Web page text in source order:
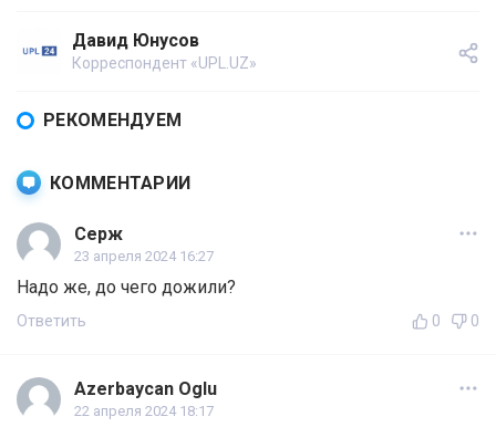
Давид Юнусов
Корреспондент «UPL.UZ»
РЕКОМЕНДУЕМ
КОММЕНТАРИИ
Серж
23 апреля 2024 16:27
Надо же, до чего дожили?
Ответить 0 0
Azerbaycan Oglu
22 апреля 2024 18:17